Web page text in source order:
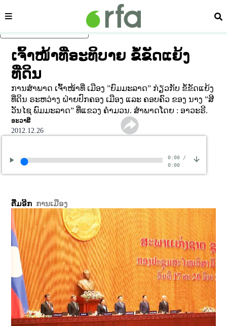
ໝວດ ຄົ້
ເຈົ້າໜ້າທີ່ອະທິບາຍ ຂໍ້ຂັດແຍ້ງ
ທີ່ດິນ
ການສຳພາດ ເຈົ້າໜ້າທີ່ ເມືອງ ”ຍົມມະລາດ” ກ່ຽວກັບ ຂໍ້ຂັດແຍ້ງ
ທີ່ດິນ ຣະຫວ່າງ ຝ່າຍປົກຄອງ ເມືອງ ແລະ ຄອບຄົວ ຂອງ ນາງ ”ສີ
ວັນໄຊ ພົມມະລາດ” ທີ່ແຂວງ ຄຳມວນ. ສຳພາດໂດຍ : ອາວະຣີ.
ອະວາຣີ
2012.12.26
0:00/
0:00
ຕື່ມອີກ ການເມືອງ